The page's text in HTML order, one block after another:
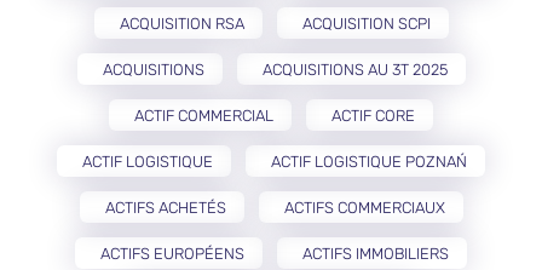
ACQUISITION RSA ACQUISITION SCPI
ACQUISITIONS ACQUISITIONS AU 3T 2025
ACTIF COMMERCIAL ACTIF CORE
ACTIF LOGISTIQUE ACTIF LOGISTIQUE POZNAŃ
ACTIFS ACHETÉS ACTIFS COMMERCIAUX
ACTIFS EUROPÉENS ACTIFS IMMOBILIERS